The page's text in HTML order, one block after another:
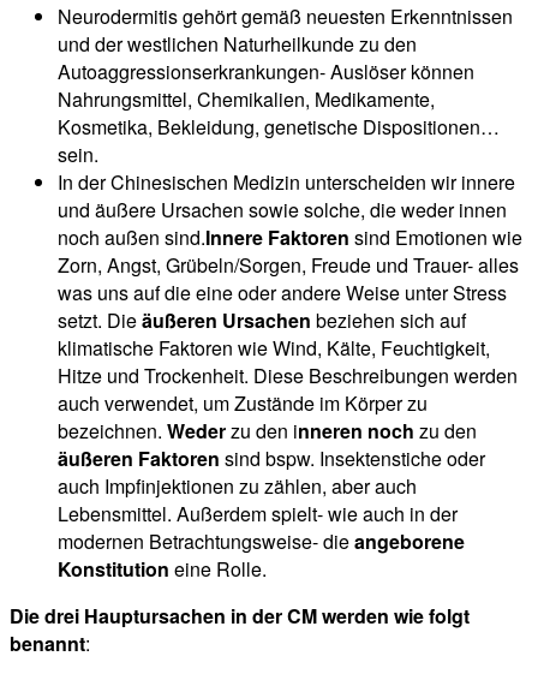
Neurodermitis gehört gemäß neuesten Erkenntnissen
und der westlichen Naturheilkunde zu den
Autoaggressionserkrankungen- Auslöser können
Nahrungsmittel, Chemikalien, Medikamente,
Kosmetika, Bekleidung, genetische Dispositionen…
sein.
In der Chinesischen Medizin unterscheiden wir innere
und äußere Ursachen sowie solche, die weder innen
noch außen sind.Innere Faktoren sind Emotionen wie
Zorn, Angst, Grübeln/Sorgen, Freude und Trauer- alles
was uns auf die eine oder andere Weise unter Stress
setzt. Dieäußeren Ursachen beziehen sich auf
klimatische Faktoren wie Wind, Kälte, Feuchtigkeit,
Hitze und Trockenheit. Diese Beschreibungen werden
auch verwendet, um Zustände im Körper zu
bezeichnen. Wederzu den inneren noch zu den
äußeren Faktoren sind bspw. Insektenstiche oder
auch Impfinjektionen zu zählen, aber auch
Lebensmittel. Außerdem spielt- wie auch in der
modernen Betrachtungsweise- dieangeborene
Konstitution eine Rolle.
Die drei Hauptursachen in der CM werden wie folgt
benannt: